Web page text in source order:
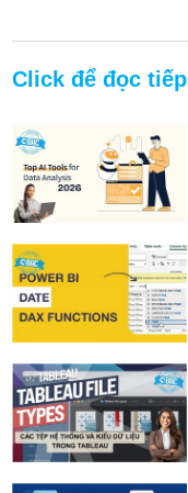
Click để đọc tiếp